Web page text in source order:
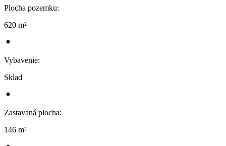
Plocha pozemku:
620 m²
Vybavenie:
Sklad
Zastavaná plocha:
146 m²